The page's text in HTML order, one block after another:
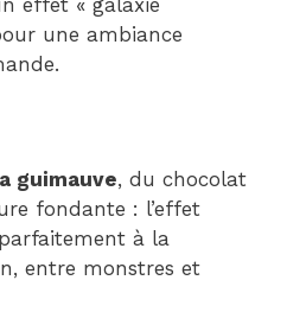
une ambiance
guimauve, du chocolat
fondante : l’effet
parfaitement à la
entre monstres et